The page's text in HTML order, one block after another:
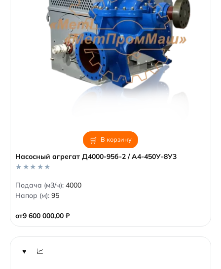
В корзину
Насосный агрегат Д4000-95б-2 / А4-450У-8У3
от9 600 000,00 ₽
0
o
u
f
5
Подача (м3/ч): 4000
Напор (м): 95